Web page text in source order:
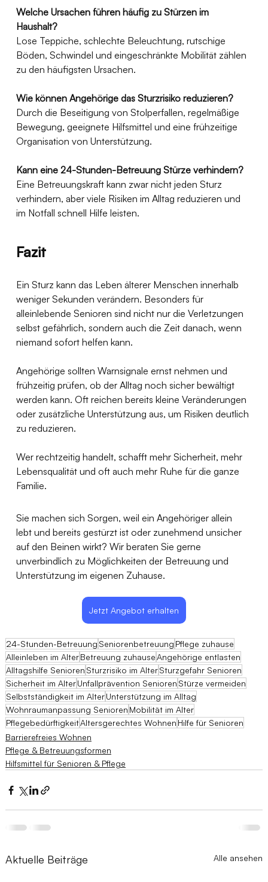
Welche Ursachen führen häufig zu Stürzen im
Haushalt?
Lose Teppiche, schlechte Beleuchtung, rutschige
Böden, Schwindel und eingeschränkte Mobilität zählen
zu den häufigsten Ursachen.
Wie können Angehörige das Sturzrisiko reduzieren?
Durch die Beseitigung von Stolperfallen, regelmäßige
Bewegung, geeignete Hilfsmittel und eine frühzeitige
Organisation von Unterstützung.
Kann eine 24-Stunden-Betreuung Stürze verhindern?
Eine Betreuungskraft kann zwar nicht jeden Sturz
verhindern, aber viele Risiken im Alltag reduzieren und
im Notfall schnell Hilfe leisten.
Fazit
Ein Sturz kann das Leben älterer Menschen innerhalb
weniger Sekunden verändern. Besonders für
alleinlebende Senioren sind nicht nur die Verletzungen
selbst gefährlich, sondern auch die Zeit danach, wenn
niemand sofort helfen kann.
Angehörige sollten Warnsignale ernst nehmen und
frühzeitig prüfen, ob der Alltag noch sicher bewältigt
werden kann. Oft reichen bereits kleine Veränderungen
oder zusätzliche Unterstützung aus, um Risiken deutlich
zu reduzieren.
Wer rechtzeitig handelt, schafft mehr Sicherheit, mehr
Lebensqualität und oft auch mehr Ruhe für die ganze
Familie.
Sie machen sich Sorgen, weil ein Angehöriger allein
lebt und bereits gestürzt ist oder zunehmend unsicher
auf den Beinen wirkt? Wir beraten Sie gerne
unverbindlich zu Möglichkeiten der Betreuung und
Unterstützung im eigenen Zuhause.
Jetzt Angebot erhalten
24-Stunden-Betreuung Seniorenbetreuung Pflege zuhause
Alleinleben im AlterBetreuung zuhauseAngehörige entlasten
Alltagshilfe Senioren Sturzrisiko im AlterSturzgefahr Senioren
Sicherheit im AlterUnfallprävention Senioren Stürze vermeiden
Selbstständigkeit im AlterUnterstützung im Alltag
Wohnraumanpassung Senioren Mobilität im Alter
PflegebedürftigkeitAltersgerechtes Wohnen Hilfe für Senioren
Barrierefreies Wohnen
Pflege & Betreuungsformen
Hilfsmittel für Senioren & Pflege
Aktuelle Beiträge Alle ansehen